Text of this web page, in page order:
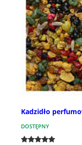
Kadzidło
DOSTĘPNY